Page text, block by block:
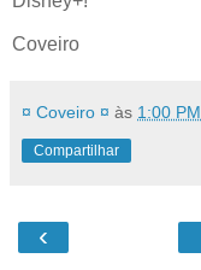
Coveiro
¤ Coveiro ¤ às 1:00 PM
Compartilhar
‹